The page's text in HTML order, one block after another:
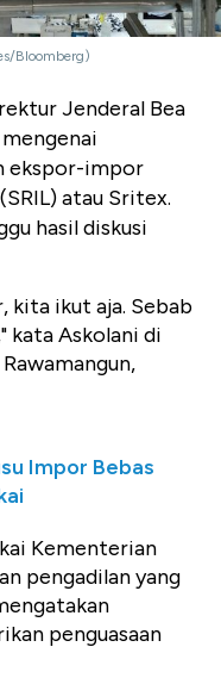
Bloomberg)
Jenderal Bea
ekspor-impor
atau Sritex.
hasil diskusi
kita ikut aja. Sebab
kata Askolani di
Impor Bebas
Kementerian
pengadilan yang
penguasaan